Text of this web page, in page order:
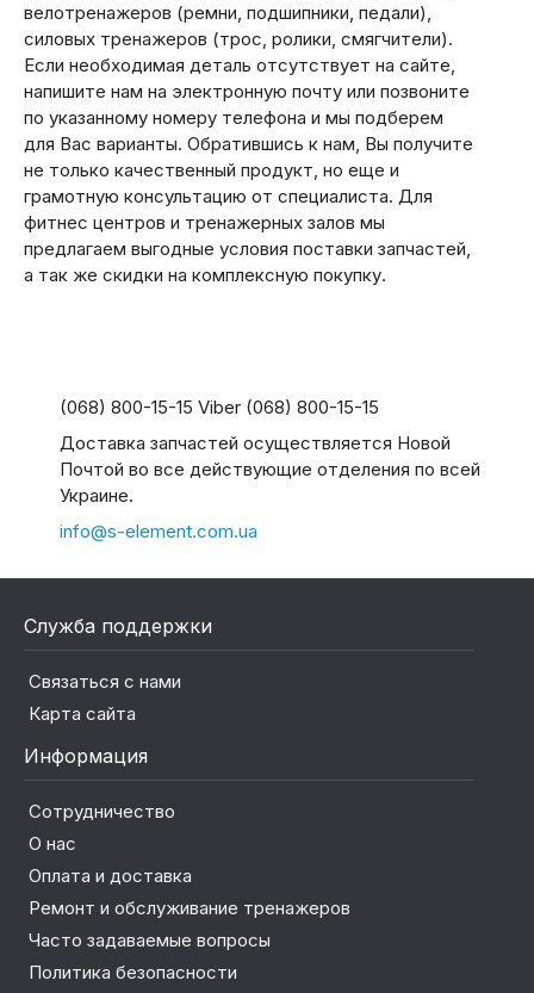
велотренажеров (ремни, подшипники, педали),
силовых тренажеров (трос, ролики, смягчители).
Если необходимая деталь отсутствует на сайте,
напишите нам на электронную почту или позвоните
по указанному номеру телефона и мы подберем
для Вас варианты. Обратившись к нам, Вы получите
не только качественный продукт, но еще и
грамотную консультацию от специалиста. Для
фитнес центров и тренажерных залов мы
предлагаем выгодные условия поставки запчастей,
а так же скидки на комплексную покупку.
(068) 800-15-15 Viber (068) 800-15-15
Доставка запчастей осуществляется Новой
Почтой во все действующие отделения по всей
Украине.
info@s-element.com.ua
Служба поддержки
Связаться с нами
Карта сайта
Информация
Сотрудничество
О нас
Оплата и доставка
Ремонт и обслуживание тренажеров
Часто задаваемые вопросы
Политика безопасности